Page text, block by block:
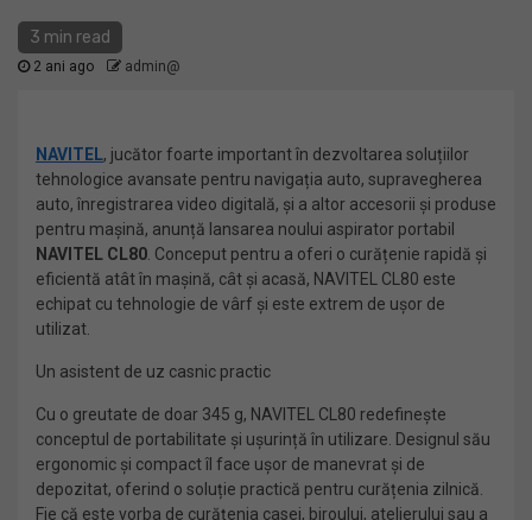
3 min read
2 ani ago admin@
NAVITEL, jucător foarte important în dezvoltarea soluțiilor
tehnologice avansate pentru navigația auto, supravegherea
auto, înregistrarea video digitală, și a altor accesorii și produse
pentru mașină, anunță lansarea noului aspirator portabil
NAVITEL CL80 . Conceput pentru a oferi o curățenie rapidă și
eficientă atât în mașină, cât și acasă, NAVITEL CL80 este
echipat cu tehnologie de vârf și este extrem de ușor de
utilizat.
Un asistent de uz casnic practic
Cu o greutate de doar 345 g, NAVITEL CL80 redefinește
conceptul de portabilitate și ușurință în utilizare. Designul său
ergonomic și compact îl face ușor de manevrat și de
depozitat, oferind o soluție practică pentru curățenia zilnică.
Fie că este vorba de curățenia casei, biroului, atelierului sau a